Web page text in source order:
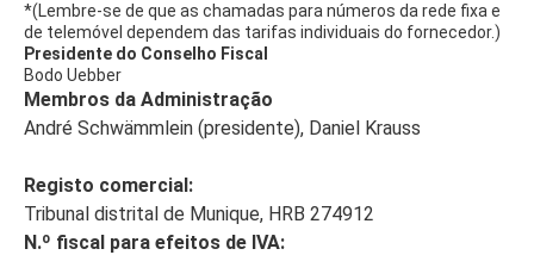
*(Lembre-se de que as chamadas para números da rede fixa e
de telemóvel dependem das tarifas individuais do fornecedor.)
Presidente do Conselho Fiscal
Bodo Uebber
Membros da Administração
André Schwämmlein (presidente), Daniel Krauss
Registo comercial:
Tribunal distrital de Munique, HRB 274912
N.º fiscal para efeitos de IVA: